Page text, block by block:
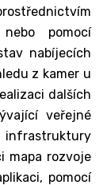
pomocí
nabíjecích
z kamer u
dalších
veřejné
infrastruktury
mapa rozvoje
pomocí